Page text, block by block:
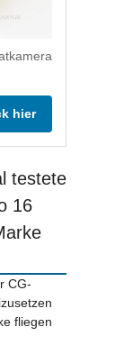
hier
testete
16
CG-
fliegen